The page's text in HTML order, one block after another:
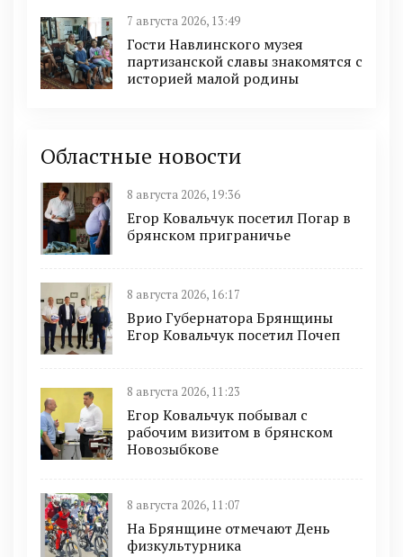
7 августа 2026, 13:49
Гости Навлинского музея
партизанской славы знакомятся с
историей малой родины
Областные новости
8 августа 2026, 19:36
Егор Ковальчук посетил Погар в
брянском приграничье
8 августа 2026, 16:17
Врио Губернатора Брянщины
Егор Ковальчук посетил Почеп
8 августа 2026, 11:23
Егор Ковальчук побывал с
рабочим визитом в брянском
Новозыбкове
8 августа 2026, 11:07
На Брянщине отмечают День
физкультурника